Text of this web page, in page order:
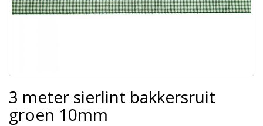
3 meter sierlint bakkersruit
groen 10mm